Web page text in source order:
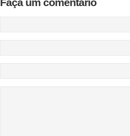
Faça um comentário